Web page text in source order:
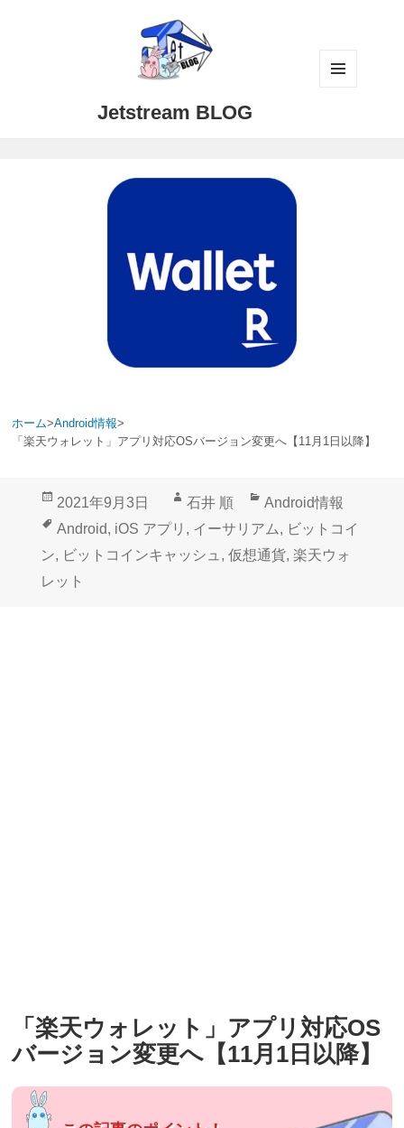
Jetstream BLOG
ホーム>Android情報>
「楽天ウォレット」アプリ対応OSバージョン変更へ【11月1日以降】
投
稿
日:
2021年9月3日
作
成
者
石井 順
カ
テ
ゴ
Android情報
タ
グ
Android, iOS アプリ , イーサリアム, ビットコイ
ン, ビットコインキャッシュ, 仮想通貨, 楽天ウォ
レット
「楽天ウォレット」アプリ対応OS
バージョン変更へ【11月1日以降】